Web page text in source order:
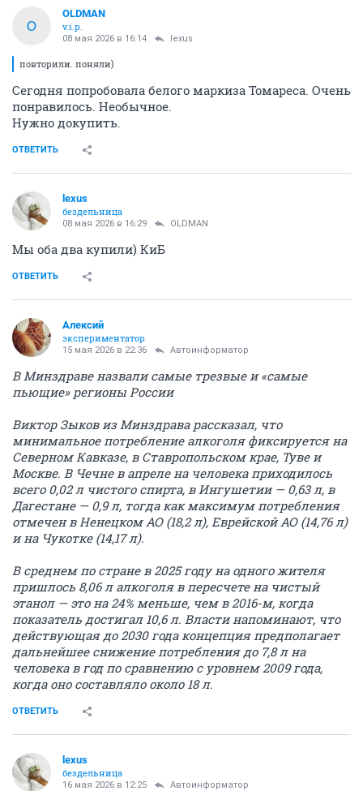
O
OLDMAN
v.i.p.
08 мая 2026 в 16:14 lexus
повторили. поняли)
Сегодня попробовала белого маркиза Томареса. Очень
понравилось. Необычное.
Нужно докупить.
ОТВЕТИТЬ
lexus
бездельница
08 мая 2026 в 16:29 OLDMAN
Мы оба два купили) КиБ
ОТВЕТИТЬ
Алексий
экспериментатор
15 мая 2026 в 22:36 Автоинформатор
В Минздраве назвали самые трезвые и «самые
пьющие» регионы России
Виктор Зыков из Минздрава рассказал, что
минимальное потребление алкоголя фиксируется на
Северном Кавказе, в Ставропольском крае, Туве и
Москве. В Чечне в апреле на человека приходилось
всего 0,02 л чистого спирта, в Ингушетии — 0,63 л, в
Дагестане — 0,9 л, тогда как максимум потребления
отмечен в Ненецком АО (18,2 л), Еврейской АО (14,76 л)
и на Чукотке (14,17 л).
В среднем по стране в 2025 году на одного жителя
пришлось 8,06 л алкоголя в пересчете на чистый
этанол — это на 24% меньше, чем в 2016-м, когда
показатель достигал 10,6 л. Власти напоминают, что
действующая до 2030 года концепция предполагает
дальнейшее снижение потребления до 7,8 л на
человека в год по сравнению с уровнем 2009 года,
когда оно составляло около 18 л.
ОТВЕТИТЬ
lexus
бездельница
16 мая 2026 в 12:25 Автоинформатор